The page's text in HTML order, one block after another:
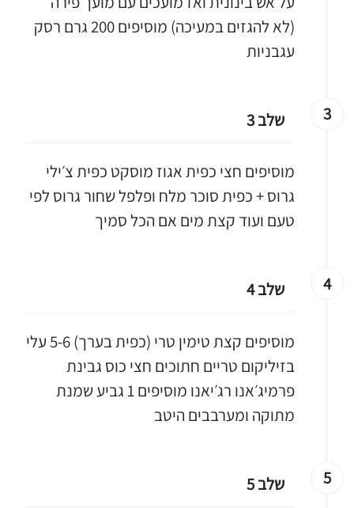
(לא להגזים במעיכה) מוסיפים 200 גרם רסק
עגבניות
3 שלב 3
מוסיפים חצי כפית אגוז מוסקט כפית צ׳ילי
גרוס + כפית סוכר מלח ופלפל שחור גרוס לפי
טעם ועוד קצת מים אם הכל סמיך
4 שלב 4
מוסיפים קצת טימין טרי (כפית בערך) 5-6 עלי
בזיליקום טריים חתוכים חצי כוס גבינת
פרמיג׳אנו רג׳יאנו מוסיפים 1 גביע שמנת
מתוקה ומערבבים היטב
5 שלב 5